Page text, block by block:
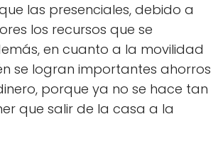
las presenciales, debido a
los recursos que se
en cuanto a la movilidad
se logran importantes ahorros
porque ya no se hace tan
que salir de la casa a la